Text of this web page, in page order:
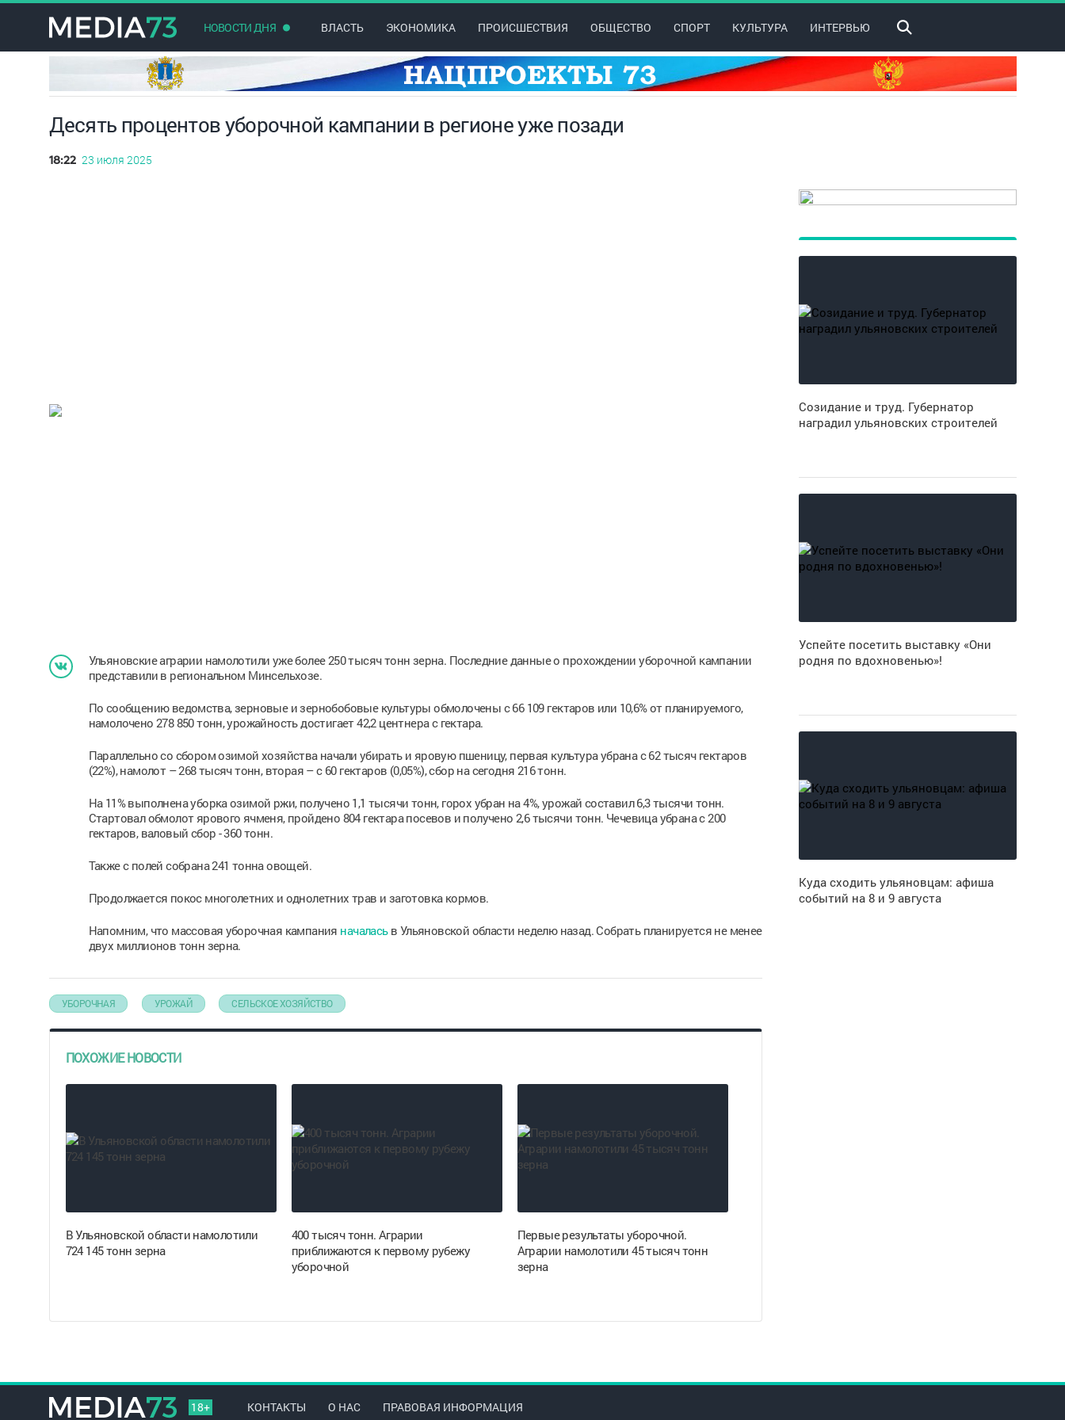
НОВОСТИ ДНЯ ВЛАСТЬ ЭКОНОМИКА ПРОИСШЕСТВИЯ ОБЩЕСТВО СПОРТ КУЛЬТУРА ИНТЕРВЬЮ
Десять процентов уборочной кампании в регионе уже позади
18:22 23 июля 2025
Ульяновские аграрии намолотили уже более 250 тысяч тонн зерна. Последние данные о прохождении уборочной кампании
представили в региональном Минсельхозе.
По сообщению ведомства, зерновые и зернобобовые культуры обмолочены с 66 109 гектаров или 10,6% от планируемого,
намолочено 278 850 тонн, урожайность достигает 42,2 центнера с гектара.
Параллельно со сбором озимой хозяйства начали убирать и яровую пшеницу, первая культура убрана с 62 тысяч гектаров
(22%), намолот – 268 тысяч тонн, вторая – с 60 гектаров (0,05%), сбор на сегодня 216 тонн.
На 11% выполнена уборка озимой ржи, получено 1,1 тысячи тонн, горох убран на 4%, урожай составил 6,3 тысячи тонн.
Стартовал обмолот ярового ячменя, пройдено 804 гектара посевов и получено 2,6 тысячи тонн. Чечевица убрана с 200
гектаров, валовый сбор - 360 тонн.
Также с полей собрана 241 тонна овощей.
Продолжается покос многолетних и однолетних трав и заготовка кормов.
Напомним, что массовая уборочная кампания началасьв Ульяновской области неделю назад. Собрать планируется не менее
двух миллионов тонн зерна.
УБОРОЧНАЯ УРОЖАЙ СЕЛЬСКОЕ ХОЗЯЙСТВО
ПОХОЖИЕ НОВОСТИ
В Ульяновской области намолотили
724 145 тонн зерна
400 тысяч тонн. Аграрии
приближаются к первому рубежу
уборочной
Первые результаты уборочной.
Аграрии намолотили 45 тысяч тонн
зерна
Созидание и труд. Губернатор
наградил ульяновских строителей
Успейте посетить выставку «Они
родня по вдохновенью»!
Куда сходить ульяновцам: афиша
событий на 8 и 9 августа
18+ КОНТАКТЫ О НАС ПРАВОВАЯ ИНФОРМАЦИЯ